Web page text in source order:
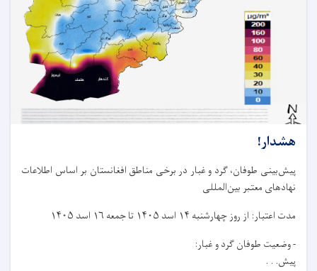
هشدار!
پیش‌بینی طوفان، گرد و غبار در برخی مناطق افغانستان بر اساس اطلاعات
نهادهای معتبر بین‌المللی
مدت اعتبار: از روز چهار‌شنبه ۱۴ اسد ۱۴۰۵ تا جمعه ۱۶ اسد ۱۴۰۵
- وضعیت طوفان گرد و غبار:
پیش. . .